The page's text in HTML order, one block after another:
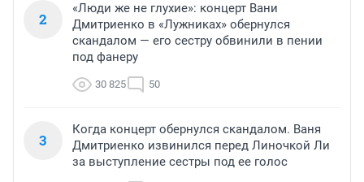
2
«Люди же не глухие»: концерт Вани
Дмитриенко в «Лужниках» обернулся
скандалом — его сестру обвинили в пении
под фанеру
30 825 50
3
Когда концерт обернулся скандалом. Ваня
Дмитриенко извинился перед Линочкой Ли
за выступление сестры под ее голос